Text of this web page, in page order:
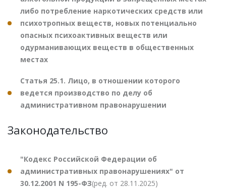
либо потребление наркотических средств или
психотропных веществ, новых потенциально
опасных психоактивных веществ или
одурманивающих веществ в общественных
местах
Статья 25.1. Лицо, в отношении которого
ведется производство по делу об
административном правонарушении
Законодательство
"Кодекс Российской Федерации об
административных правонарушениях" от
30.12.2001 N 195-ФЗ(ред. от 28.11.2025)